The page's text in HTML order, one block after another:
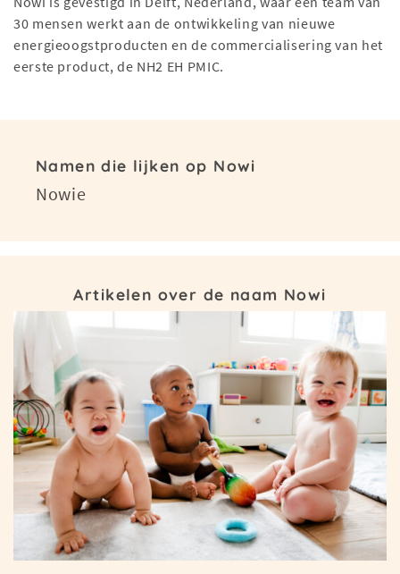
30 mensen werkt aan de ontwikkeling van nieuwe
energieoogstproducten en de commercialisering van het
eerste product, de NH2 EH PMIC.
Namen die lijken op Nowi
Nowie
Artikelen over de naam Nowi